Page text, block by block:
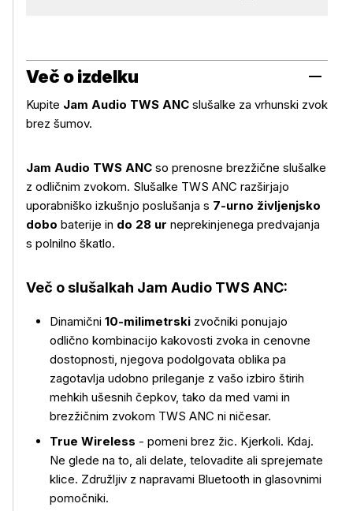
Več o izdelku
Kupite Jam Audio TWS ANC slušalke za vrhunski zvok
brez šumov.
Jam Audio TWS ANC so prenosne brezžične slušalke
z odličnim zvokom. Slušalke TWS ANC razširjajo
uporabniško izkušnjo poslušanja s 7-urno življenjsko
dobo baterije in do 28 ur neprekinjenega predvajanja
s polnilno škatlo.
Več o slušalkah Jam Audio TWS ANC:
Dinamični 10-milimetrski zvočniki ponujajo
odlično kombinacijo kakovosti zvoka in cenovne
dostopnosti, njegova podolgovata oblika pa
zagotavlja udobno prileganje z vašo izbiro štirih
mehkih ušesnih čepkov, tako da med vami in
brezžičnim zvokom TWS ANC ni ničesar.
True Wireless - pomeni brez žic. Kjerkoli. Kdaj.
Ne glede na to, ali delate, telovadite ali sprejemate
klice. Združljiv z napravami Bluetooth in glasovnimi
pomočniki.